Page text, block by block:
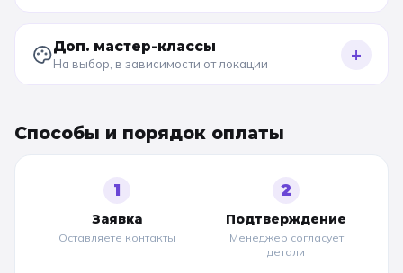
Доп. мастер-классы
На выбор, в зависимости от локации +
Способы и порядок оплаты
1
Заявка
Оставляете контакты
2
Подтверждение
Менеджер согласует
детали